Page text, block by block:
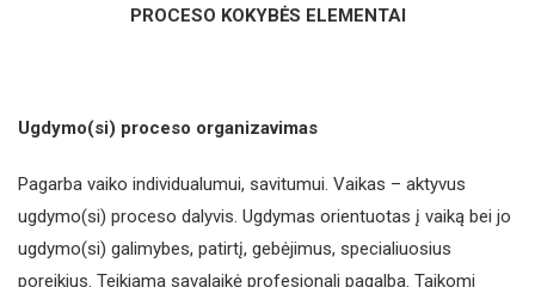
PROCESO KOKYBĖS ELEMENTAI
Ugdymo(si) proceso organizavimas
Pagarba vaiko individualumui, savitumui. Vaikas – aktyvus
ugdymo(si) proceso dalyvis. Ugdymas orientuotas į vaiką bei jo
ugdymo(si) galimybes, patirtį, gebėjimus, specialiuosius
poreikius. Teikiama savalaikė profesionali pagalba. Taikomi